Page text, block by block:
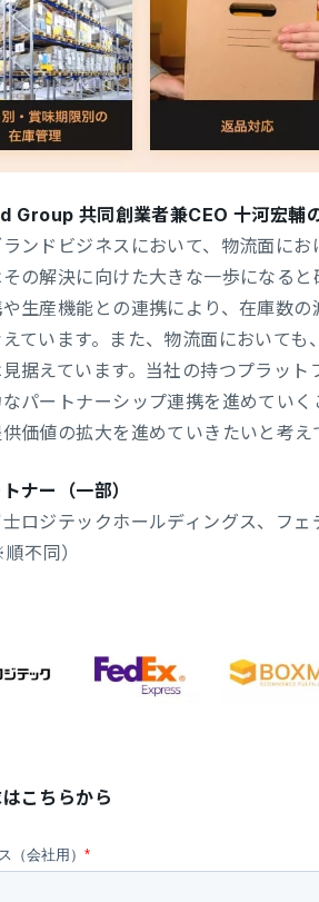
Group 共同創業者兼CEO 十河宏輔
ランドビジネスにおいて、物流面に
の解決に向けた大きな一歩になる
生産機能との連携により、在庫数
ています。また、物流面において
据えています。当社の持つプラッ
パートナーシップ連携を進めてい
価値の拡大を進めていきたいと考え
ナー（一部）
ロジテックホールディングス、フ
不同）
こちらから